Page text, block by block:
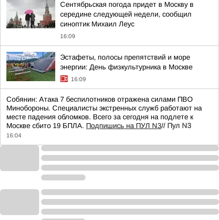
Сентябрьская погода придет в Москву в
середине следующей недели, сообщил
синоптик Михаил Леус
16:09
Эстафеты, полосы препятствий и море
энергии: День физкультурника в Москве
16:09
Собянин: Атака 7 беспилотников отражена силами ПВО
Минобороны. Специалисты экстренных служб работают на
месте падения обломков. Всего за сегодня на подлете к
Москве сбито 19 БПЛА. Подпишись на ПУЛ N3// Пул N3
16:04